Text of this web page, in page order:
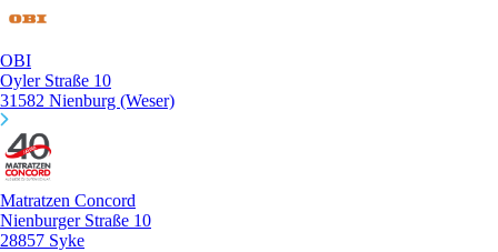
OBI
Oyler Straße 10
31582 Nienburg (Weser)
Matratzen Concord
Nienburger Straße 10
28857 Syke